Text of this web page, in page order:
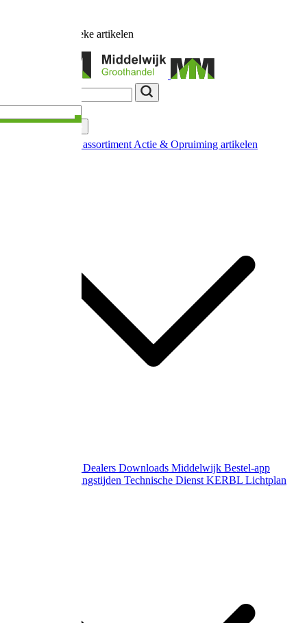
unieke artikelen
Nieuw in ons assortiment Actie & Opruiming artikelen
Dealers Downloads Middelwijk Bestel-app
Gewijzigde openingstijden Technische Dienst KERBL Lichtplan